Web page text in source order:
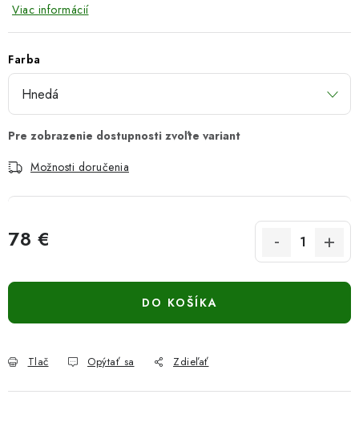
Viac informácií
Farba
Možnosti doručenia
78 €
DO KOŠÍKA
Tlač Opýtať sa Zdieľať